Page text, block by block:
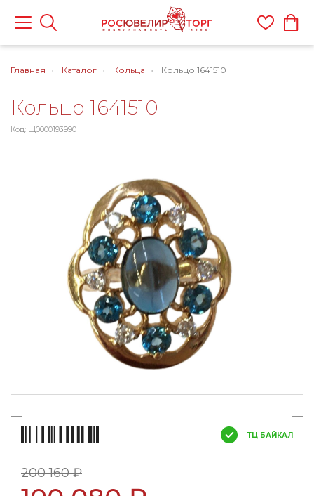
Главная Каталог Кольца Кольцо 1641510
Кольцо 1641510
Код: Щ0000193990
ТЦ БАЙКАЛ
200 160 ₽